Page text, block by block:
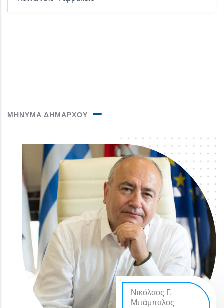
ΜΗΝΥΜΑ ΔΗΜΑΡΧΟΥ
Νικόλαος Γ.
Μπάμπαλος